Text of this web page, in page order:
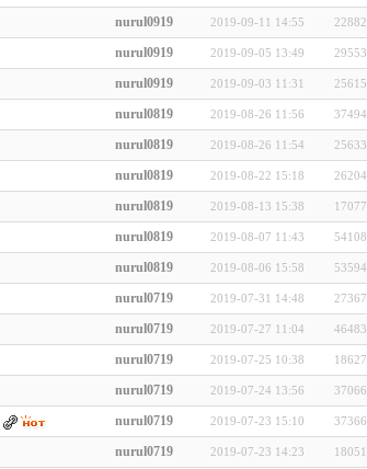
nurul0919 2019-09-11 14:55 22882
nurul0919 2019-09-05 13:49 29553
nurul0919 2019-09-03 11:31 25615
nurul0819 2019-08-26 11:56 37494
nurul0819 2019-08-26 11:54 25633
nurul0819 2019-08-22 15:18 26204
nurul0819 2019-08-13 15:38 17077
nurul0819 2019-08-07 11:43 54108
nurul0819 2019-08-06 15:58 53594
nurul0719 2019-07-31 14:48 27367
nurul0719 2019-07-27 11:04 46483
nurul0719 2019-07-25 10:38 18627
nurul0719 2019-07-24 13:56 37066
nurul0719 2019-07-23 15:10 37366
nurul0719 2019-07-23 14:23 18051